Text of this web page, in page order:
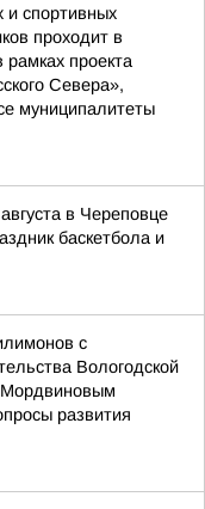
и спортивных
проходит в
рамках проекта
Севера»,
муниципалитеты
в Череповце
баскетбола и
с
Вологодской
Мордвиновым
развития